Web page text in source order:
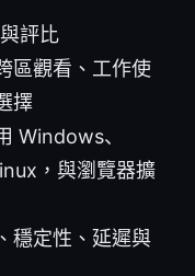
評比
區觀看、工作使
擇
Windows、
，與瀏覽器擴
穩定性、延遲與